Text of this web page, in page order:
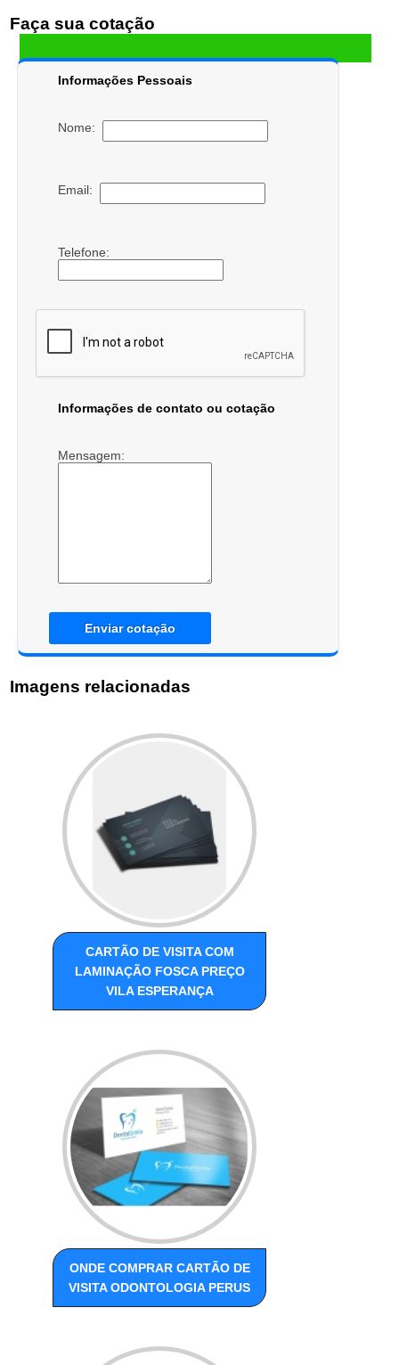
Faça sua cotação
Informações Pessoais
Nome:
Email:
Telefone:
Informações de contato ou cotação
Mensagem:
Enviar cotação
Imagens relacionadas
CARTÃO DE VISITA COM
LAMINAÇÃO FOSCA PREÇO
VILA ESPERANÇA
ONDE COMPRAR CARTÃO DE
VISITA ODONTOLOGIA PERUS